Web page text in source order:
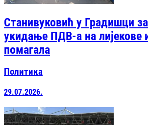
Станивуковић у Градишци
укидање ПДВ-а на лијекове
помагала
Политика
29.07.2026.